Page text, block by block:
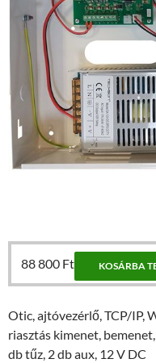
88 800 Ft KOSÁRBA
Otic, ajtóvezérlő, TCP/IP,
riasztás kimenet,
db tűz, 2 db aux, 12 V DC